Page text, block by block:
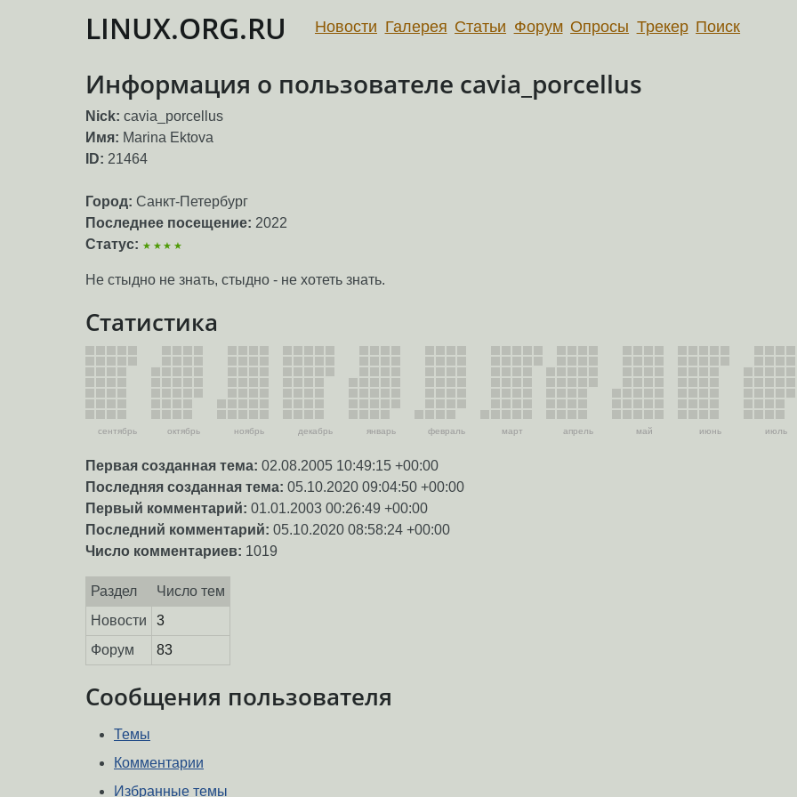
LINUX.ORG.RU Новости Галерея Статьи Форум Опросы Трекер Поиск
Информация о пользователе cavia_porcellus
Nick: cavia_porcellus
Имя: Marina Ektova
ID: 21464
Город: Санкт-Петербург
Последнее посещение: 2022
Статус: ★★★★
Не стыдно не знать, стыдно - не хотеть знать.
Статистика
сентябрь октябрь ноябрь декабрь январь февраль март апрель май июнь июль
Первая созданная тема: 02.08.2005 10:49:15 +00:00
Последняя созданная тема: 05.10.2020 09:04:50 +00:00
Первый комментарий: 01.01.2003 00:26:49 +00:00
Последний комментарий: 05.10.2020 08:58:24 +00:00
Число комментариев: 1019
Раздел
Число тем
Новости
3
Форум
83
Сообщения пользователя
Темы
Комментарии
Избранные темы